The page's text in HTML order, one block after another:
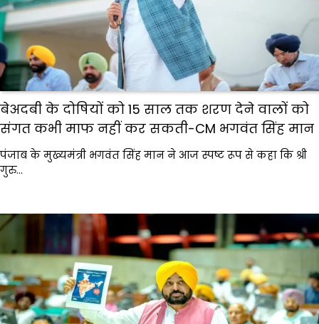
बेअदबी के दोषियों को 15 साल तक शरण देने वालों को
संगत कभी माफ नहीं कर सकती-CM भगवंत सिंह मान
पंजाब के मुख्यमंत्री भगवंत सिंह मान ने आज स्पष्ट रूप से कहा कि श्री
गुरु…